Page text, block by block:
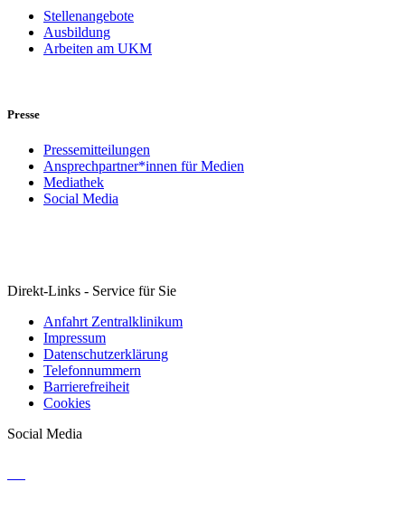
Stellenangebote
Ausbildung
Arbeiten am UKM
Presse
Pressemitteilungen
Ansprechpartner*innen für Medien
Mediathek
Social Media
Direkt-Links - Service für Sie
Anfahrt Zentralklinikum
Impressum
Datenschutzerklärung
Telefonnummern
Barrierefreiheit
Cookies
Social Media